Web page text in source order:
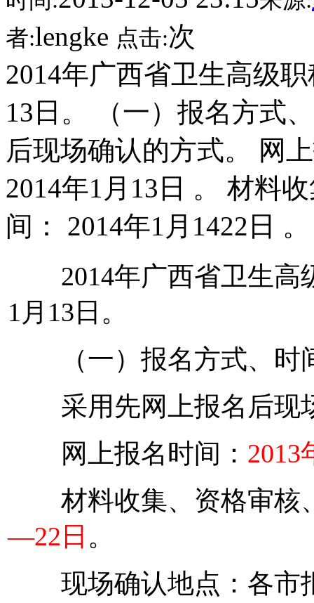
者:lengke 点击:次
2014年广西省卫生高级
13日。 （一）报名方式
后现场确认的方式。 网
2014年1月13日 。 材料
间： 2014年1月1422日
2014年广西省卫生高
1月13日。
（一）报名方式、时
采用先网上报名后现
网上报名时间： 2013
材料收集、资格审核
—22日 。
现场确认地点：各市